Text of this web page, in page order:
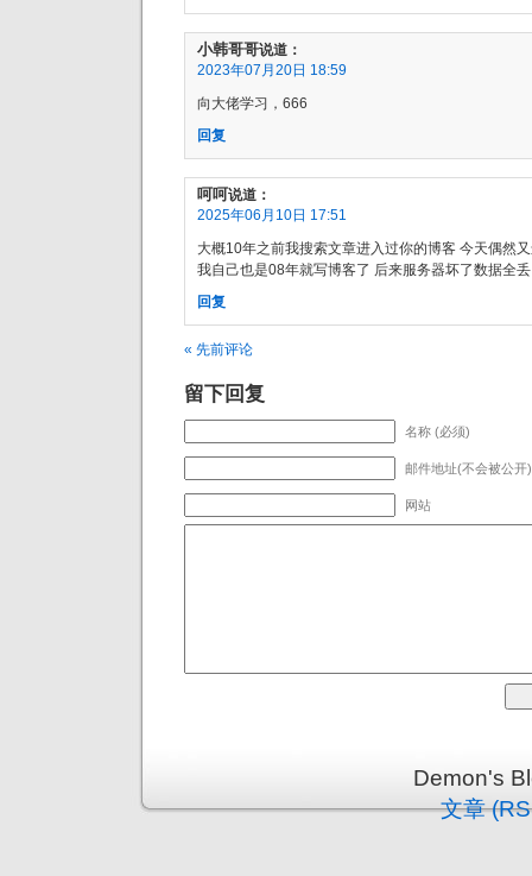
小韩哥哥说道：
2023年07月20日 18:59
向大佬学习，666
回复
呵呵说道：
2025年06月10日 17:51
大概10年之前我搜索文章进入过你的博客 今天偶然
我自己也是08年就写博客了 后来服务器坏了数据全
回复
« 先前评论
留下回复
名称 (必须)
邮件地址(不会被公开
网站
Demon's
文章